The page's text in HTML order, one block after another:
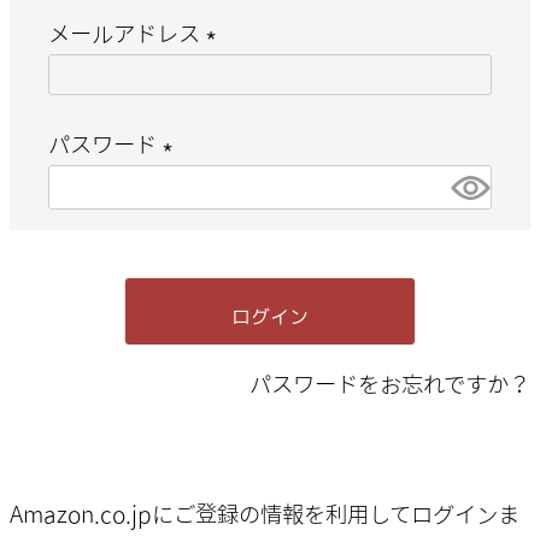
メールアドレス
須
)
パスワード
須
ログイン
パスワードをお忘れですか？
Amazon.co.jpにご登録の情報を利用してログインま